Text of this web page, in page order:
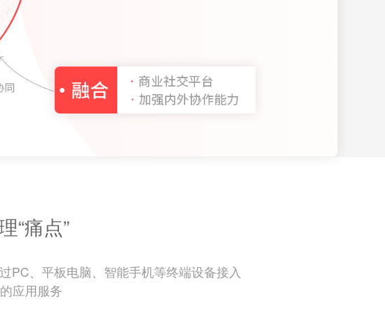
“痛点”
PC、平板电脑、智能手机等终端设备接入
应用服务